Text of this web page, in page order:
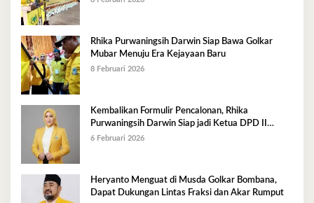
Rhika Purwaningsih Darwin Siap Bawa Golkar
Mubar Menuju Era Kejayaan Baru
8 Februari 2026
Kembalikan Formulir Pencalonan, Rhika
Purwaningsih Darwin Siap jadi Ketua DPD II
Golkar Mubar
6 Februari 2026
Heryanto Menguat di Musda Golkar Bombana,
Dapat Dukungan Lintas Fraksi dan Akar Rumput